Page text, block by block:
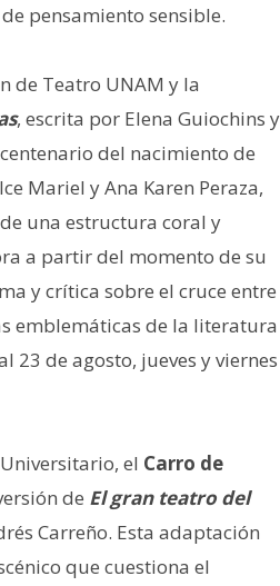
pensamiento sensible.
de Teatro UNAM y la
, escrita por Elena Guiochins y
del nacimiento de
Mariel y Ana Karen Peraza,
una estructura coral y
a partir del momento de su
y crítica sobre el cruce entre
emblemáticas de la literatura
23 de agosto, jueves y viernes
el Carro de
de El gran teatro del
Carreño. Esta adaptación
que cuestiona el